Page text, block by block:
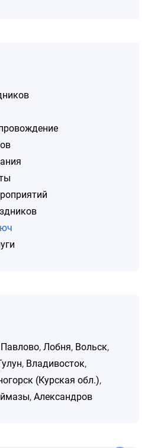
Павлово, Лобня, Вольск,
, Владивосток,
(Курская обл.),
, Александров